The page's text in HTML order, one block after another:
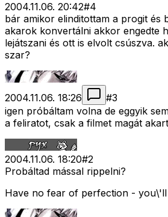
2004.11.06. 20:42#4
bár amikor elinditottam a progit és
akarok konvertálni akkor engedte
lejátszani és ott is elvolt csúszva.
szar?
2004.11.06. 18:26 #3
igen próbáltam volna de eggyik
a feliratot, csak a filmet magát
2004.11.06. 18:20#2
Probáltad mással rippelni?
Have no fear of perfection -